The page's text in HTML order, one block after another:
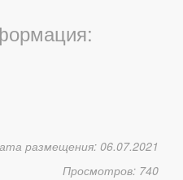
размещения: 06.07.2021
Просмотров: 740